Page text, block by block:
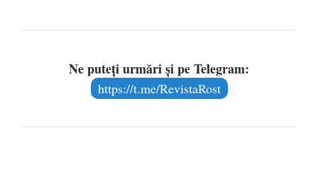
Ne puteți urmări și pe Telegram:
https://t.me/RevistaRost